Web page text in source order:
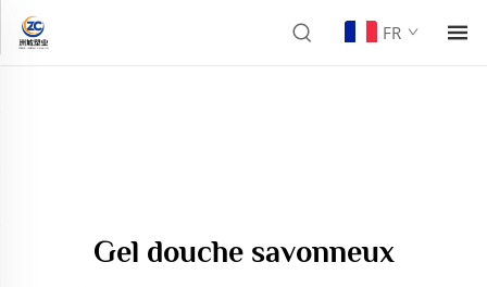
FR
Gel douche savonneux